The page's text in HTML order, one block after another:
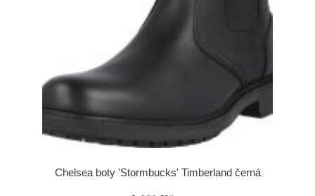
Chelsea boty 'Stormbucks' Timberland černá